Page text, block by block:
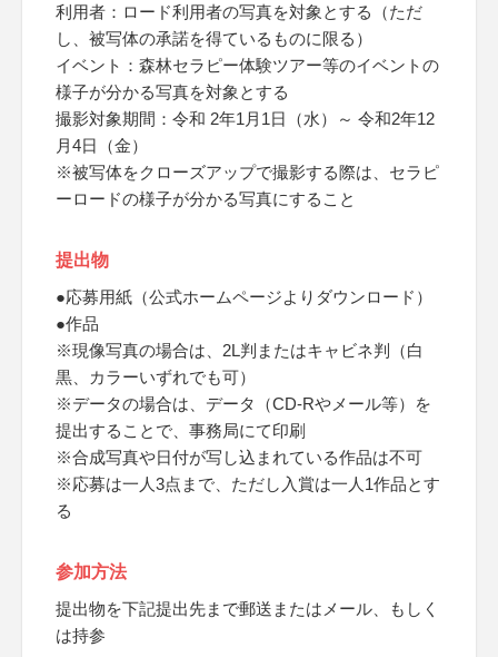
利用者：ロード利用者の写真を対象とする（ただ
し、被写体の承諾を得ているものに限る）
イベント：森林セラピー体験ツアー等のイベントの
様子が分かる写真を対象とする
撮影対象期間：令和 2年1月1日（水）～ 令和2年12
月4日（金）
※被写体をクローズアップで撮影する際は、セラピ
ーロードの様子が分かる写真にすること
提出物
●応募用紙（公式ホームページよりダウンロード）
●作品
※現像写真の場合は、2L判またはキャビネ判（白
黒、カラーいずれでも可）
※データの場合は、データ（CD-Rやメール等）を
提出することで、事務局にて印刷
※合成写真や日付が写し込まれている作品は不可
※応募は一人3点まで、ただし入賞は一人1作品とす
る
参加方法
提出物を下記提出先まで郵送またはメール、もしく
は持参